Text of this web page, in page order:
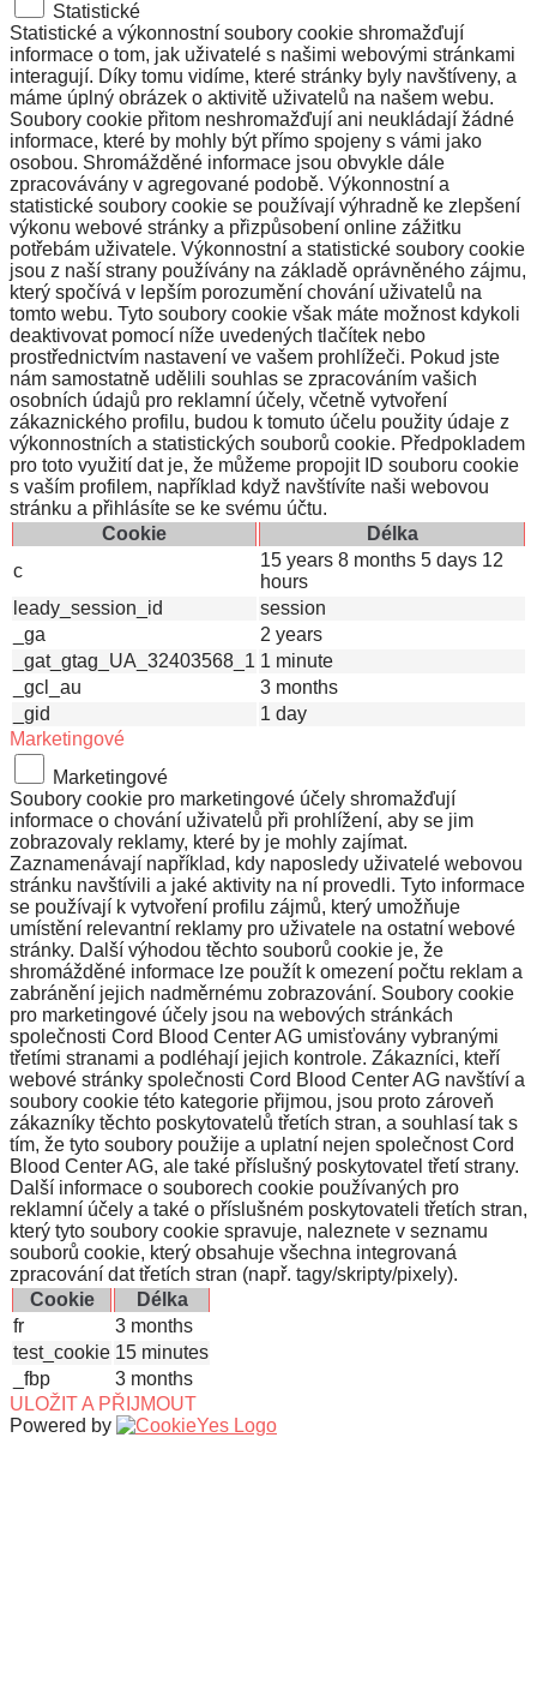
Statistické
Statistické a výkonnostní soubory cookie shromažďují
informace o tom, jak uživatelé s našimi webovými stránkami
interagují. Díky tomu vidíme, které stránky byly navštíveny, a
máme úplný obrázek o aktivitě uživatelů na našem webu.
Soubory cookie přitom neshromažďují ani neukládají žádné
informace, které by mohly být přímo spojeny s vámi jako
osobou. Shromážděné informace jsou obvykle dále
zpracovávány v agregované podobě. Výkonnostní a
statistické soubory cookie se používají výhradně ke zlepšení
výkonu webové stránky a přizpůsobení online zážitku
potřebám uživatele. Výkonnostní a statistické soubory cookie
jsou z naší strany používány na základě oprávněného zájmu,
který spočívá v lepším porozumění chování uživatelů na
tomto webu. Tyto soubory cookie však máte možnost kdykoli
deaktivovat pomocí níže uvedených tlačítek nebo
prostřednictvím nastavení ve vašem prohlížeči. Pokud jste
nám samostatně udělili souhlas se zpracováním vašich
osobních údajů pro reklamní účely, včetně vytvoření
zákaznického profilu, budou k tomuto účelu použity údaje z
výkonnostních a statistických souborů cookie. Předpokladem
pro toto využití dat je, že můžeme propojit ID souboru cookie
s vaším profilem, například když navštívíte naši webovou
stránku a přihlásíte se ke svému účtu.
Cookie
Délka
c
15 years 8 months 5 days 12
hours
leady_session_id
session
_ga
2 years
_gat_gtag_UA_32403568_1 1 minute
_gcl_au
3 months
_gid
1 day
Marketingové
Marketingové
Soubory cookie pro marketingové účely shromažďují
informace o chování uživatelů při prohlížení, aby se jim
zobrazovaly reklamy, které by je mohly zajímat.
Zaznamenávají například, kdy naposledy uživatelé webovou
stránku navštívili a jaké aktivity na ní provedli. Tyto informace
se používají k vytvoření profilu zájmů, který umožňuje
umístění relevantní reklamy pro uživatele na ostatní webové
stránky. Další výhodou těchto souborů cookie je, že
shromážděné informace lze použít k omezení počtu reklam a
zabránění jejich nadměrnému zobrazování. Soubory cookie
pro marketingové účely jsou na webových stránkách
společnosti Cord Blood Center AG umisťovány vybranými
třetími stranami a podléhají jejich kontrole. Zákazníci, kteří
webové stránky společnosti Cord Blood Center AG navštíví a
soubory cookie této kategorie přijmou, jsou proto zároveň
zákazníky těchto poskytovatelů třetích stran, a souhlasí tak s
tím, že tyto soubory použije a uplatní nejen společnost Cord
Blood Center AG, ale také příslušný poskytovatel třetí strany.
Další informace o souborech cookie používaných pro
reklamní účely a také o příslušném poskytovateli třetích stran,
který tyto soubory cookie spravuje, naleznete v seznamu
souborů cookie, který obsahuje všechna integrovaná
zpracování dat třetích stran (např. tagy/skripty/pixely).
Cookie
Délka
fr
3 months
test_cookie 15 minutes
_fbp
3 months
ULOŽIT A PŘIJMOUT
Powered by